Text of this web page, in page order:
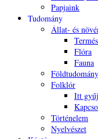
Papjaink
Tudomány
Állat- és
Flóra
Fauna
Folklór
Itt
Történelem
Nyelvészet